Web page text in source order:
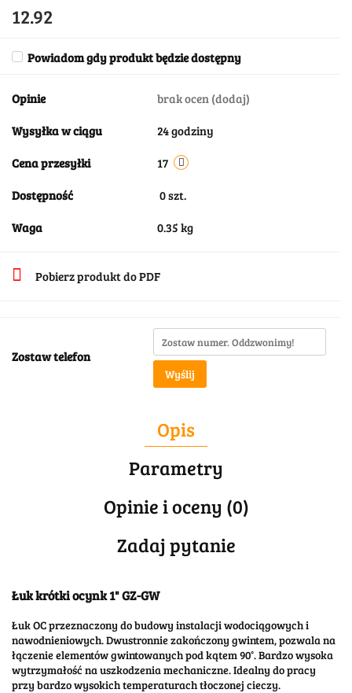
12.92
Powiadom gdy produkt będzie dostępny
Opinie brak ocen (dodaj)
Wysyłka w ciągu 24 godziny
Cena przesyłki 17
Dostępność 0szt.
Waga 0.35 kg
Pobierz produkt do PDF
Zostaw telefon
Wyślij
Opis
Parametry
Opinie i oceny (0)
Zadaj pytanie
Łuk krótki ocynk 1" GZ-GW
Łuk OC przeznaczony do budowy instalacji wodociągowych i
nawodnieniowych. Dwustronnie zakończony gwintem, pozwala na
łączenie elementów gwintowanych pod kątem 90°. Bardzo wysoka
wytrzymałość na uszkodzenia mechaniczne. Idealny do pracy
przy bardzo wysokich temperaturach tłoczonej cieczy.